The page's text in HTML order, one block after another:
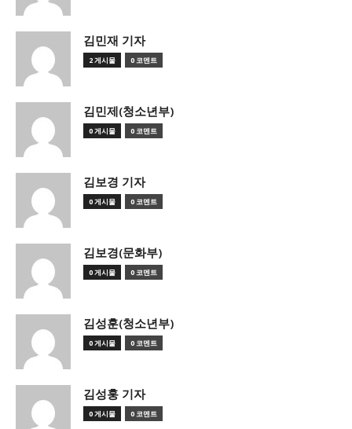
김민재 기자
2 게시물 0 코멘트
김민제(청소년부)
0 게시물 0 코멘트
김보경 기자
0 게시물 0 코멘트
김보경(문화부)
0 게시물 0 코멘트
김성훈(청소년부)
0 게시물 0 코멘트
김성훙 기자
0 게시물 0 코멘트